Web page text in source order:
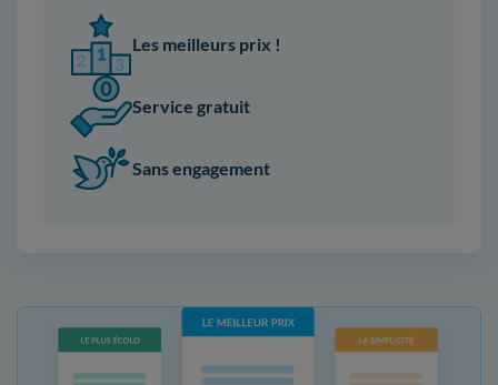
Les meilleurs prix !
Service gratuit
Sans engagement